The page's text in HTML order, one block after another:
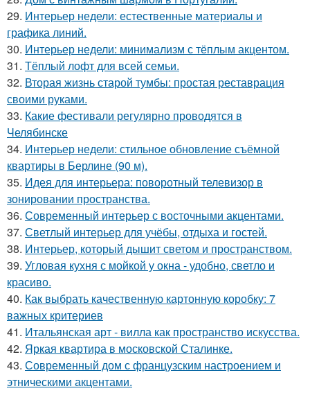
29. Интерьер недели: естественные материалы и
графика линий.
30. Интерьер недели: минимализм с тёплым акцентом.
31. Тёплый лофт для всей семьи.
32. Вторая жизнь старой тумбы: простая реставрация
своими руками.
33. Какие фестивали регулярно проводятся в
Челябинске
34. Интерьер недели: стильное обновление съёмной
квартиры в Берлине (90 м).
35. Идея для интерьера: поворотный телевизор в
зонировании пространства.
36. Современный интерьер с восточными акцентами.
37. Светлый интерьер для учёбы, отдыха и гостей.
38. Интерьер, который дышит светом и пространством.
39. Угловая кухня с мойкой у окна - удобно, светло и
красиво.
40. Как выбрать качественную картонную коробку: 7
важных критериев
41. Итальянская арт - вилла как пространство искусства.
42. Яркая квартира в московской Сталинке.
43. Современный дом с французским настроением и
этническими акцентами.